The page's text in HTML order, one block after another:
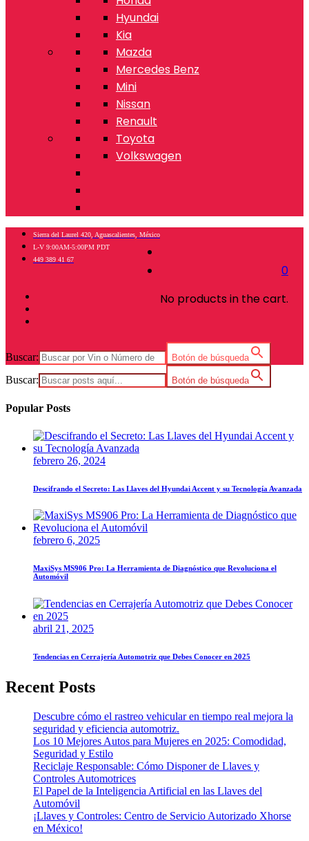
Hyundai
Kia
Mazda
Mercedes Benz
Mini
Nissan
Renault
Toyota
Volkswagen
0
No products in the cart.
Sierra del Laurel 420, Aguascalientes, México
L-V 9:00AM-5:00PM PDT
449 389 41 67
Buscar: Botón de búsqueda
Buscar: Botón de búsqueda
Popular Posts
febrero 26, 2024
Descifrando el Secreto: Las Llaves del Hyundai Accent y su Tecnología Avanzada
febrero 6, 2025
MaxiSys MS906 Pro: La Herramienta de Diagnóstico que Revoluciona el
Automóvil
abril 21, 2025
Tendencias en Cerrajería Automotriz que Debes Conocer en 2025
Recent Posts
Descubre cómo el rastreo vehicular en tiempo real mejora la
seguridad y eficiencia automotriz.
Los 10 Mejores Autos para Mujeres en 2025: Comodidad,
Seguridad y Estilo
Reciclaje Responsable: Cómo Disponer de Llaves y
Controles Automotrices
El Papel de la Inteligencia Artificial en las Llaves del
Automóvil
¡Llaves y Controles: Centro de Servicio Autorizado Xhorse
en México!